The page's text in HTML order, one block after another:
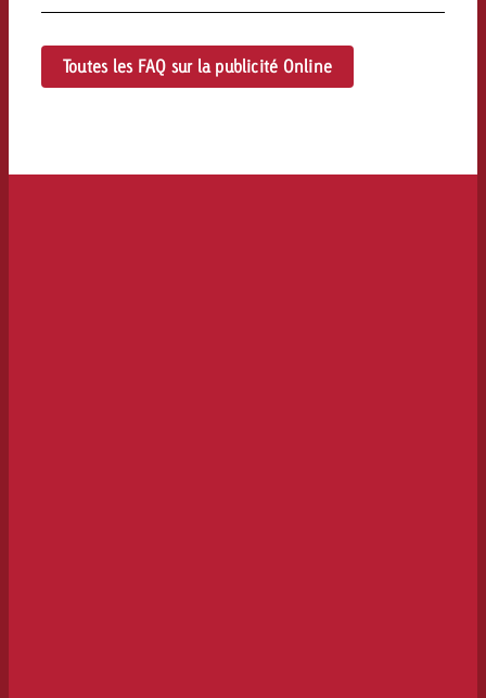
Toutes les FAQ sur la publicité Online